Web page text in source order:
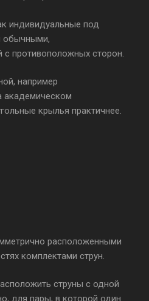
индивидуальные под
обычными,
противоположных сторон.
например
академическом
крылья практичнее.
расположенными
комплектами струн.
струны с одной